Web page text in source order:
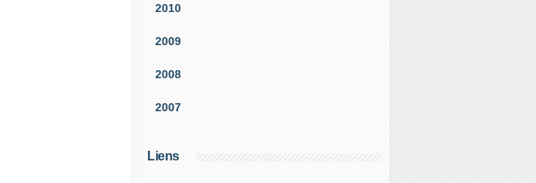
2010
2009
2008
2007
Liens